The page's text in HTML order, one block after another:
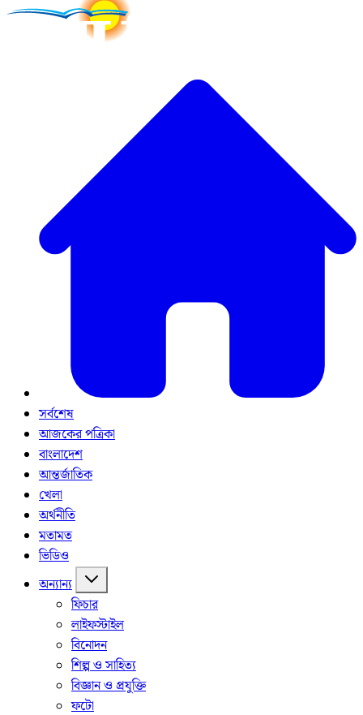
সর্বশেষ
আজকের পত্রিকা
বাংলাদেশ
আন্তর্জাতিক
খেলা
অর্থনীতি
মতামত
ভিডিও
অন্যান্য
ফিচার
লাইফস্টাইল
বিনোদন
শিল্প ও সাহিত্য
বিজ্ঞান ও প্রযুক্তি
ফটো